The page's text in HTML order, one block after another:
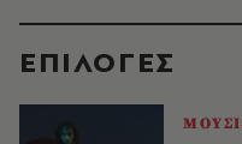
EΠΙΛΟΓΈΣ